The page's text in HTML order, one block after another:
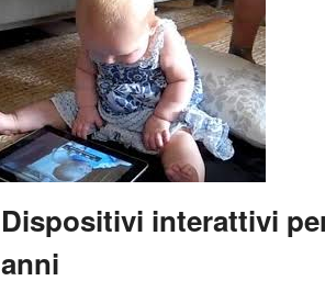
Dispositivi interattivi
anni